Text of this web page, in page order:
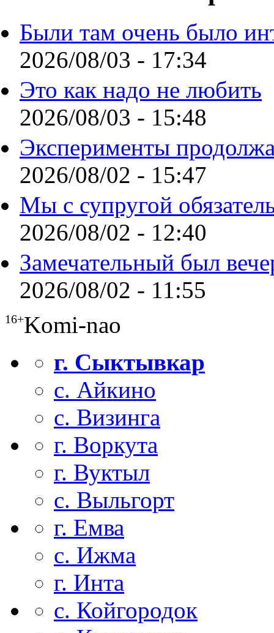
Были там очень было
2026/08/03 - 17:34
Это как надо не любить
2026/08/03 - 15:48
Эксперименты
2026/08/02 - 15:47
Мы с супругой
2026/08/02 - 12:40
Замечательный был
2026/08/02 - 11:55
16+Komi-nao
г. Сыктывкар
с. Айкино
с. Визинга
г. Воркута
г. Вуктыл
с. Выльгорт
г. Емва
с. Ижма
г. Инта
с. Койгородок